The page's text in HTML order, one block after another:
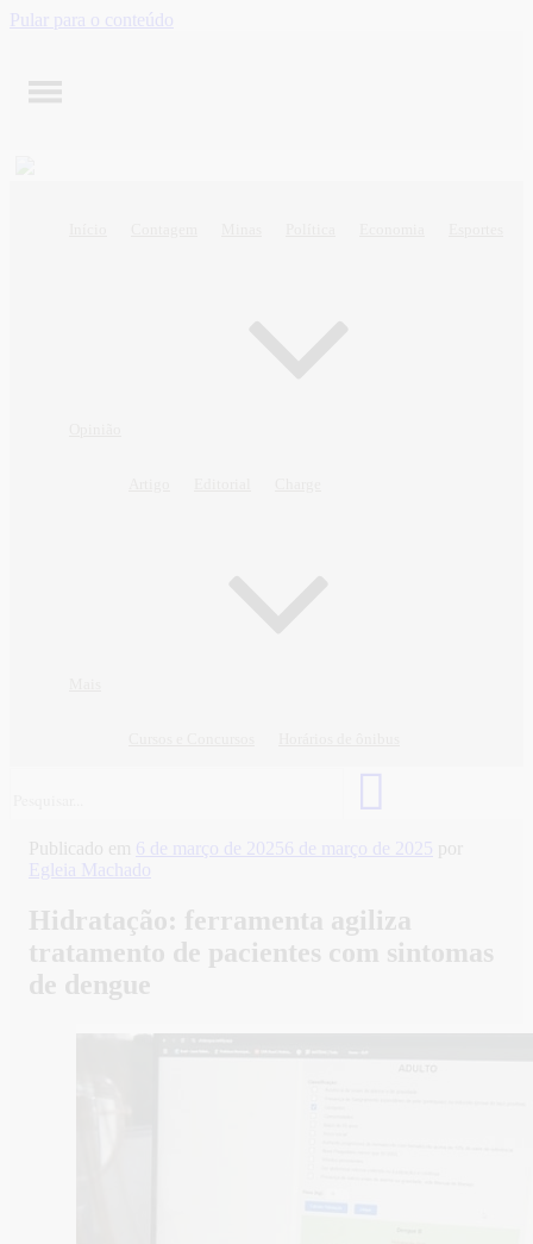
Pular para o conteúdo
Publicado em 6 de março de 20256 de março de 2025 por
Egleia Machado
Hidratação: ferramenta agiliza
tratamento de pacientes com sintomas
de dengue